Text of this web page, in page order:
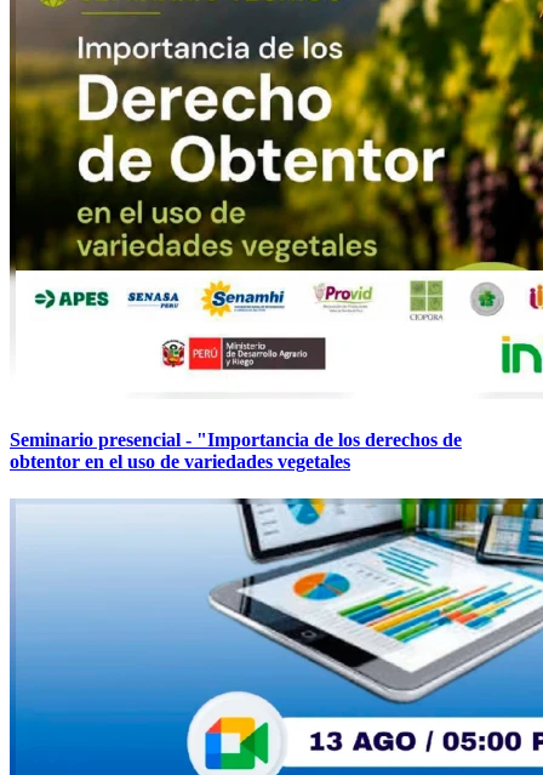
Seminario presencial - "Importancia de los derechos de
obtentor en el uso de variedades vegetales